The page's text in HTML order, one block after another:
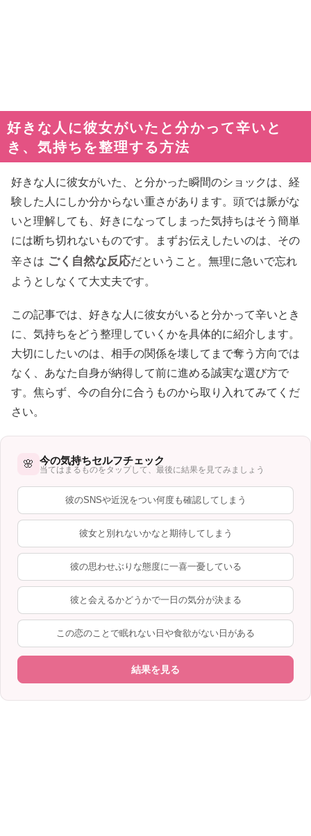
好きな人に彼女がいたと分かって辛いと
き、気持ちを整理する方法
好きな人に彼女がいた、と分かった瞬間のショックは、経
験した人にしか分からない重さがあります。頭では脈がな
いと理解しても、好きになってしまった気持ちはそう簡単
には断ち切れないものです。まずお伝えしたいのは、その
辛さは ごく自然な反応だということ。無理に急いで忘れ
ようとしなくて大丈夫です。
この記事では、好きな人に彼女がいると分かって辛いとき
に、気持ちをどう整理していくかを具体的に紹介します。
大切にしたいのは、相手の関係を壊してまで奪う方向では
なく、あなた自身が納得して前に進める誠実な選び方で
す。焦らず、今の自分に合うものから取り入れてみてくだ
さい。
🌸 今の気持ちセルフチェック
当てはまるものをタップして、最後に結果を見てみましょう
彼のSNSや近況をつい何度も確認してしまう
彼女と別れないかなと期待してしまう
彼の思わせぶりな態度に一喜一憂している
彼と会えるかどうかで一日の気分が決まる
この恋のことで眠れない日や食欲がない日がある
結果を見る